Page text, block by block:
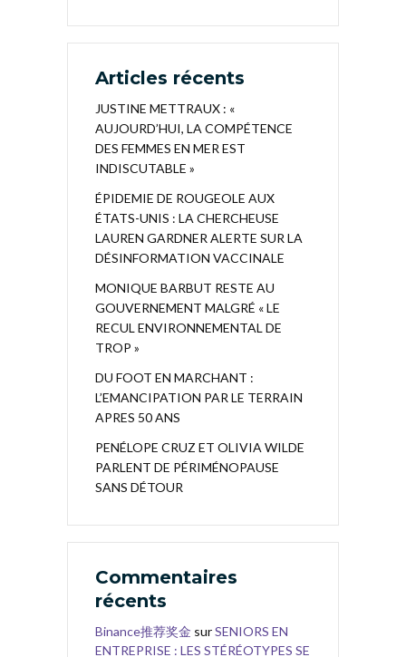
Articles récents
JUSTINE METTRAUX : «
AUJOURD’HUI, LA COMPÉTENCE
DES FEMMES EN MER EST
INDISCUTABLE »
ÉPIDEMIE DE ROUGEOLE AUX
ÉTATS-UNIS : LA CHERCHEUSE
LAUREN GARDNER ALERTE SUR LA
DÉSINFORMATION VACCINALE
MONIQUE BARBUT RESTE AU
GOUVERNEMENT MALGRÉ « LE
RECUL ENVIRONNEMENTAL DE
TROP »
DU FOOT EN MARCHANT :
L’EMANCIPATION PAR LE TERRAIN
APRES 50 ANS
PENÉLOPE CRUZ ET OLIVIA WILDE
PARLENT DE PÉRIMÉNOPAUSE
SANS DÉTOUR
Commentaires
récents
Binance推荐奖金 surSENIORS EN
ENTREPRISE : LES STÉRÉOTYPES SE